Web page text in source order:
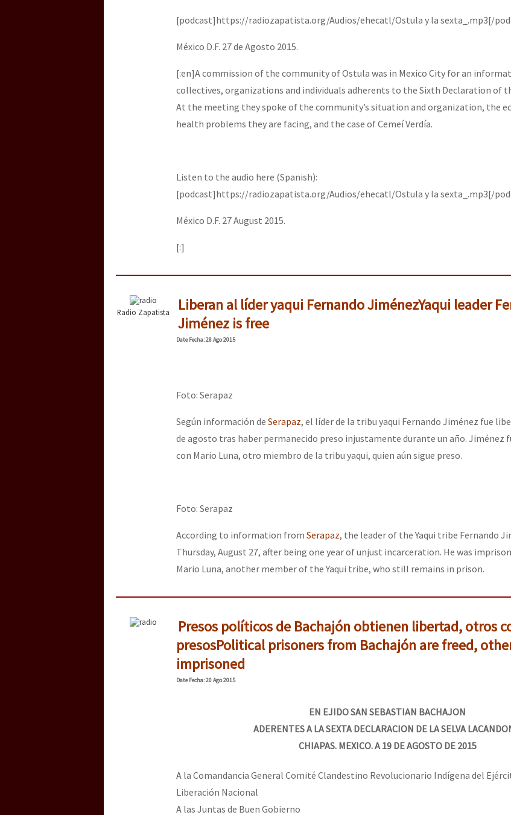
[podcast]https://radiozapatista.org/Audios/ehecatl/Ostula y la sexta_.mp3[/
México D.F. 27 de Agosto 2015.
[:en]A commission of the community of Ostula was in Mexico City for an
collectives, organizations and individuals adherents to the Sixth Declaration of
At the meeting they spoke of the community’s situation and organization, the
health problems they are facing, and the case of Cemeí Verdía.
Listen to the audio here (Spanish):
[podcast]https://radiozapatista.org/Audios/ehecatl/Ostula y la sexta_.mp3[/
México D.F. 27 August 2015.
[:]
Radio Zapatista Liberan al líder yaqui Fernando JiménezYaqui leader
Jiménez is free
DateFecha: 28 Ago 2015
Foto: Serapaz
Según información de Serapaz, el líder de la tribu yaqui Fernando Jiménez fue
de agosto tras haber permanecido preso injustamente durante un año. Jiménez
con Mario Luna, otro miembro de la tribu yaqui, quien aún sigue preso.
Foto: Serapaz
According to information from Serapaz, the leader of the Yaqui tribe Fernando
Thursday, August 27, after being one year of unjust incarceration. He was
Mario Luna, another member of the Yaqui tribe, who still remains in prison.
Presos políticos de Bachajón obtienen libertad, otros
presosPolitical prisoners from Bachajón are freed,
imprisoned
DateFecha: 20 Ago 2015
EN EJIDO SAN SEBASTIAN BACHAJON
ADERENTES A LA SEXTA DECLARACION DE LA SELVA
CHIAPAS. MEXICO. A 19 DE AGOSTO DE 2015
A la Comandancia General Comité Clandestino Revolucionario Indígena del
Liberación Nacional
A las Juntas de Buen Gobierno